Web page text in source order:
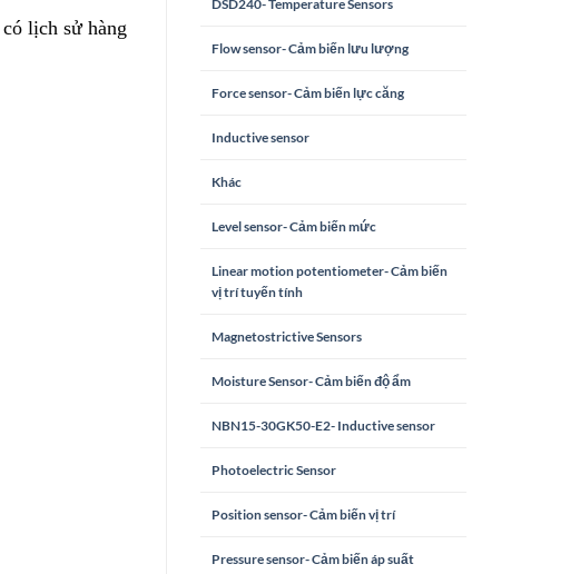
có lịch sử hàng
DSD240- Temperature Sensors
Flow sensor- Cảm biến lưu lượng
Force sensor- Cảm biến lực căng
Inductive sensor
Khác
Level sensor- Cảm biến mức
Linear motion potentiometer- Cảm biến
vị trí tuyến tính
Magnetostrictive Sensors
Moisture Sensor- Cảm biến độ ẩm
NBN15-30GK50-E2- Inductive sensor
Photoelectric Sensor
Position sensor- Cảm biến vị trí
Pressure sensor- Cảm biến áp suất